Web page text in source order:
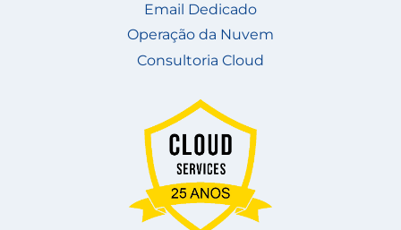
Email Dedicado
Operação da Nuvem
Consultoria Cloud